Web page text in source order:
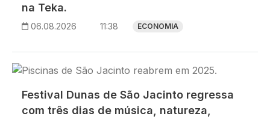
na Teka.
06.08.2026 11:38 ECONOMIA
Imagem
Festival Dunas de São Jacinto regressa
com três dias de música, natureza,